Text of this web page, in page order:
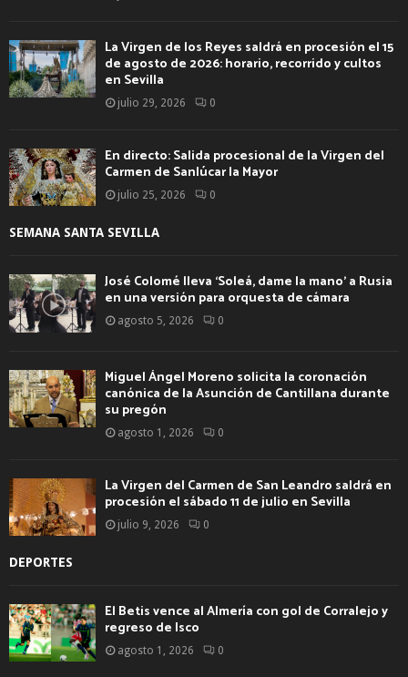
La Virgen de los Reyes saldrá en procesión el 15
de agosto de 2026: horario, recorrido y cultos
en Sevilla
julio 29, 2026 0
En directo: Salida procesional de la Virgen del
Carmen de Sanlúcar la Mayor
julio 25, 2026 0
SEMANA SANTA SEVILLA
José Colomé lleva ‘Soleá, dame la mano’ a Rusia
en una versión para orquesta de cámara
agosto 5, 2026 0
Miguel Ángel Moreno solicita la coronación
canónica de la Asunción de Cantillana durante
su pregón
agosto 1, 2026 0
La Virgen del Carmen de San Leandro saldrá en
procesión el sábado 11 de julio en Sevilla
julio 9, 2026 0
DEPORTES
El Betis vence al Almería con gol de Corralejo y
regreso de Isco
agosto 1, 2026 0